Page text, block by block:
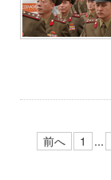
前へ 1 ...